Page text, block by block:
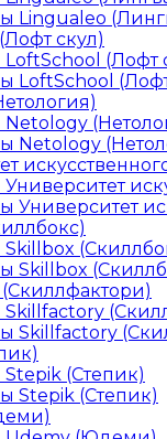
Lingualeo
скул)
(Лофт
LoftSchool
Netology
Netology
Университет
Skillbox
Skillfactory
Skillfactory
(Степик)
Stepik (Степик)